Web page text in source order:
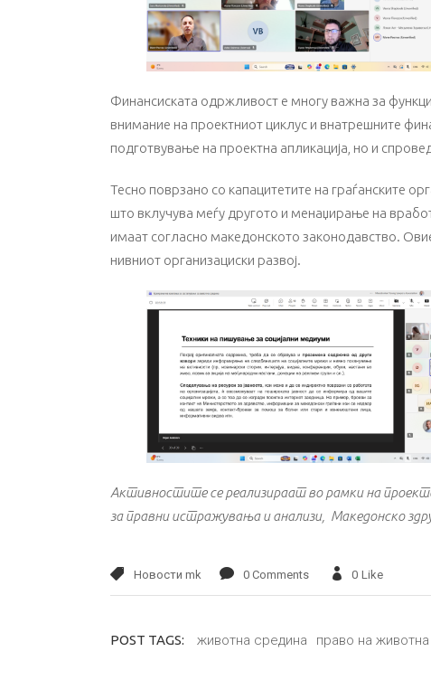
Финансиската одржливост е многу важна за
внимание на проектниот циклус и внатрешните
подготвување на проектна апликација, но и
Тесно поврзано со капацитетите на граѓанските
што вклучува меѓу другото и менаџирање на
имаат согласно македонското законодавство.
нивниот организациски развој.
Активностите се реализираат во рамки на
за правни истражувања и анализи, Македонско
Новости mk 0 Comments 0 Like
POST TAGS: животна средина право на